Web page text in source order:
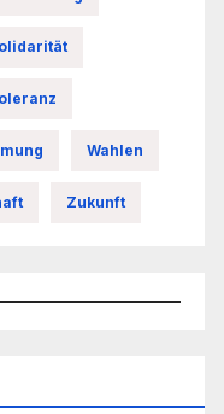
Wahlen
Zukunft